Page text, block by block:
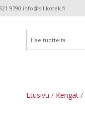
9790 info@silikotek.fi
Etusivu / Kengät/